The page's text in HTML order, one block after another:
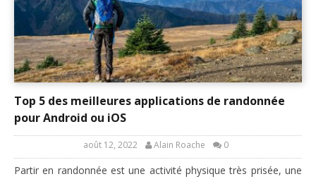
Top 5 des meilleures applications de randonnée
pour Android ou iOS
août 12, 2022 Alain Roache 0
Partir en randonnée est une activité physique très prisée, une